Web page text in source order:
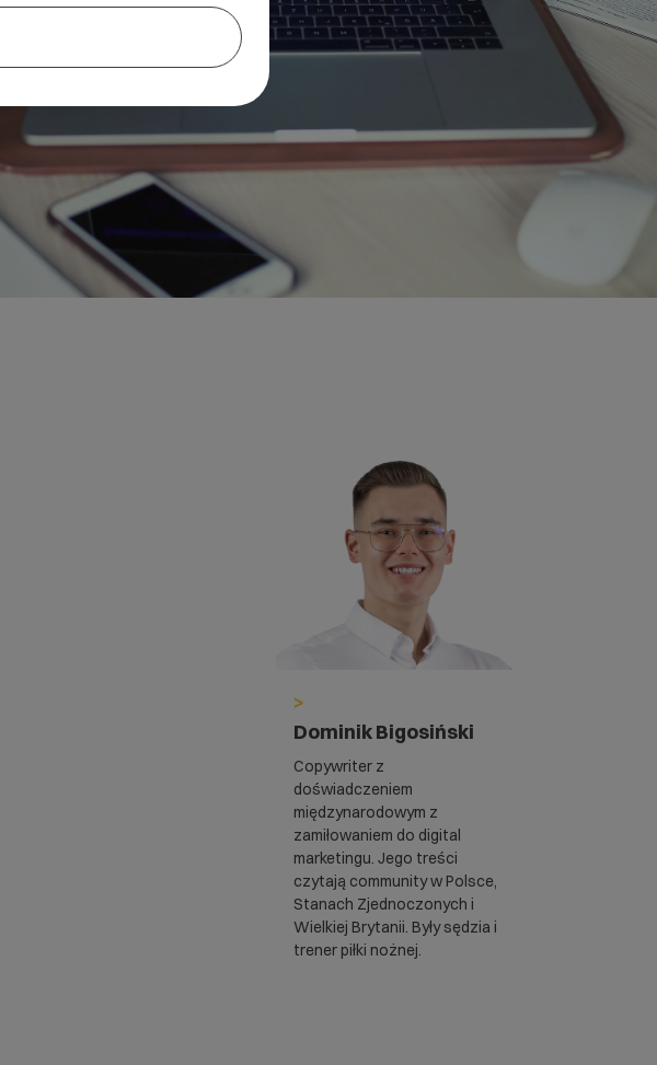
>
Dominik Bigosiński
Copywriter z
doświadczeniem
międzynarodowym z
zamiłowaniem do digital
marketingu. Jego treści
czytają community w Polsce,
Stanach Zjednoczonych i
Wielkiej Brytanii. Były sędzia i
trener piłki nożnej.